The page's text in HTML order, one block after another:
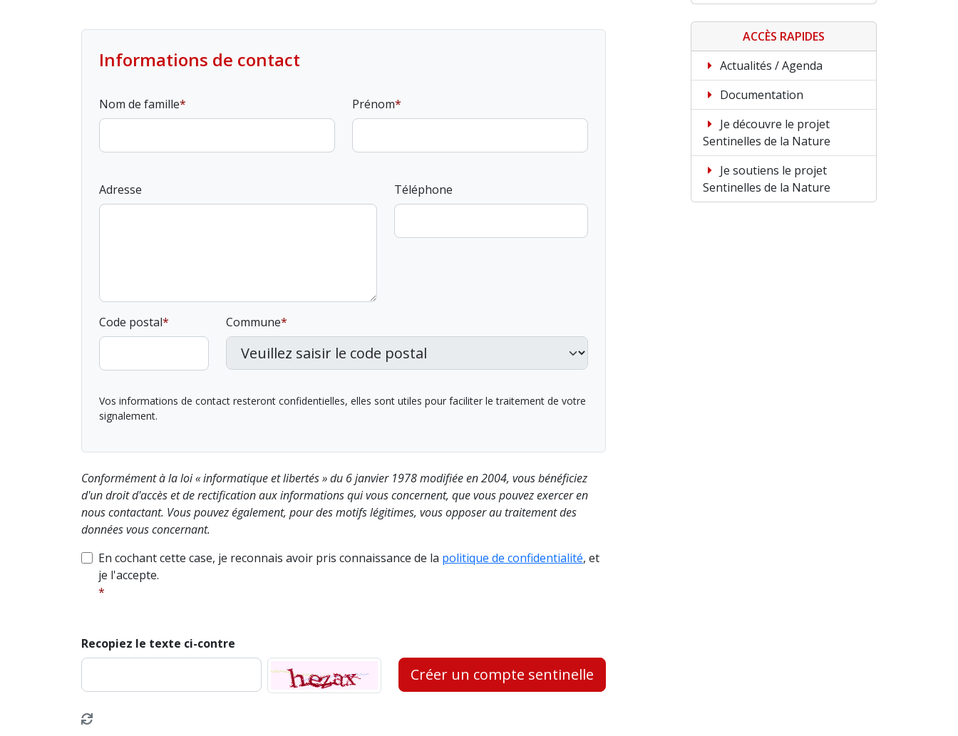
Informations de contact
Nom de famille Prénom
Adresse Téléphone
Code postal Commune
Vos informations de contact resteront confidentielles, elles sont utiles pour faciliter le traitement de votre
signalement.
Conformément à la loi « informatique et libertés » du 6 janvier 1978 modifiée en 2004, vous bénéficiez
d'un droit d'accès et de rectification aux informations qui vous concernent, que vous pouvez exercer en
nous contactant. Vous pouvez également, pour des motifs légitimes, vous opposer au traitement des
données vous concernant.
En cochant cette case, je reconnais avoir pris connaissance de la politique de confidentialité, et
je l'accepte.
Recopiez le texte ci-contre
Créer un compte sentinelle
ACCÈS RAPIDES
Actualités / Agenda
Documentation
Je découvre le projet
Sentinelles de la Nature
Je soutiens le projet
Sentinelles de la Nature